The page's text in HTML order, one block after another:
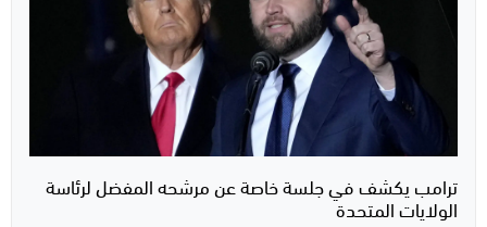
ترامب يكشف في جلسة خاصة عن مرشحه المفضل لرئاسة
الولايات المتحدة